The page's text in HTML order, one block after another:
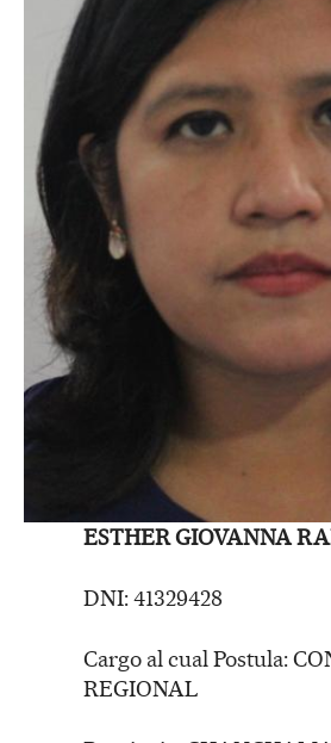
ESTHER GIOVANNA
DNI: 41329428
Cargo al cual Postula:
REGIONAL